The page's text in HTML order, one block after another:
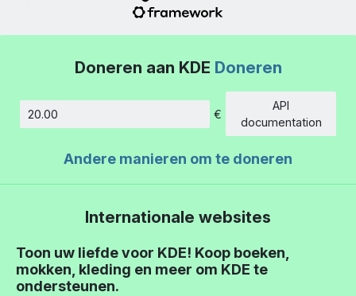
Doneren aan KDE Doneren
Hoeveelheid
€
API
documentation
Andere manieren om te doneren
Internationale websites
Toon uw liefde voor KDE! Koop boeken,
mokken, kleding en meer om KDE te
ondersteunen.